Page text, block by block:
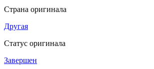
Страна оригинала
Другая
Статус оригинала
Завершен